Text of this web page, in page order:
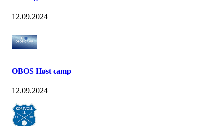
12.09.2024
OBOS Høst camp
12.09.2024